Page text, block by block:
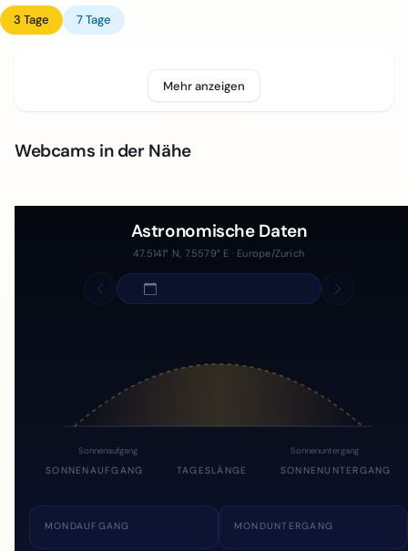
3 Tage 7 Tage
Mehr anzeigen
Webcams in der Nähe
Astronomische Daten
47.5141° N, 7.5579° E · Europe/Zurich
Sonnenaufgang Sonnenuntergang
SONNENAUFGANG TAGESLÄNGE SONNENUNTERGANG
MONDAUFGANG MONDUNTERGANG